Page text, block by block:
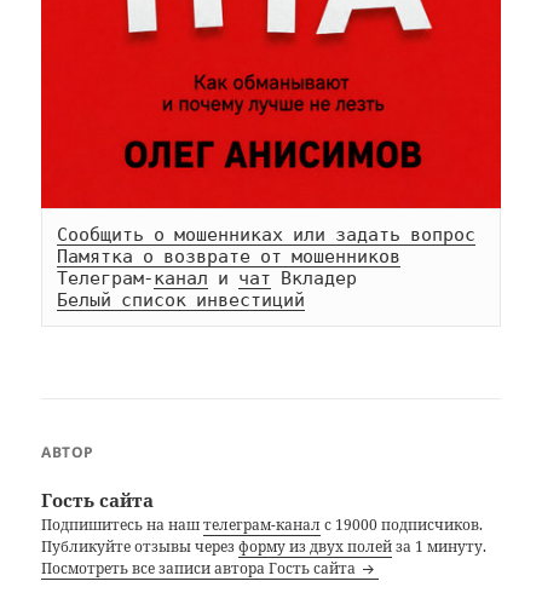
Сообщить о мошенниках или задать вопрос
Памятка о возврате от мошенников
Телеграм-канал и чат
Белый список инвестиций
АВТОР
Гость сайта
Подпишитесь на наштелеграм-каналс 19000 подписчиков.
Публикуйте отзывы черезформу из двух полейза 1 минуту.
Посмотреть все записи автора Гость сайта